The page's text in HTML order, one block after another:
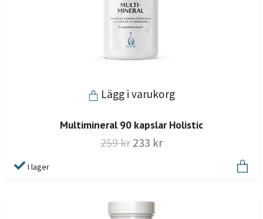
Lägg i varukorg
Multimineral 90 kapslar Holistic
259 kr 233 kr
I lager